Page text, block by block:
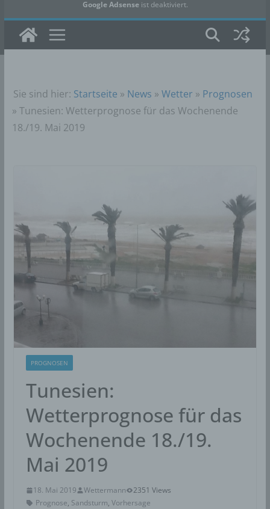
Google Adsenseist deaktiviert.
✓ Erlauben Datenschutzbedingungen
Sie sind hier: Startseite » News » Wetter » Prognosen
» Tunesien: Wetterprognose für das Wochenende
18./19. Mai 2019
PROGNOSEN
Tunesien:
Wetterprognose für das
Wochenende 18./19.
Mai 2019
18. Mai 2019 Wettermann
2351 Views
Prognose, Sandsturm, Vorhersage